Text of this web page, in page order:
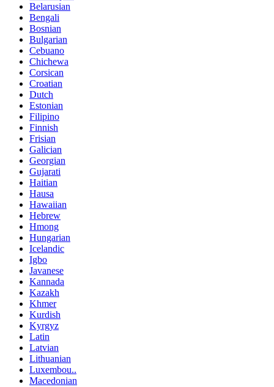
Belarusian
Bengali
Bosnian
Bulgarian
Cebuano
Chichewa
Corsican
Croatian
Dutch
Estonian
Filipino
Finnish
Frisian
Galician
Georgian
Gujarati
Haitian
Hausa
Hawaiian
Hebrew
Hmong
Hungarian
Icelandic
Igbo
Javanese
Kannada
Kazakh
Khmer
Kurdish
Kyrgyz
Latin
Latvian
Lithuanian
Luxembou..
Macedonian